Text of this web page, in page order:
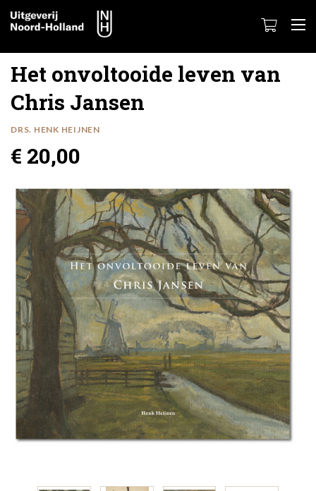
Het onvoltooide leven van
Chris Jansen
DRS. HENK HEIJNEN
€ 20,00